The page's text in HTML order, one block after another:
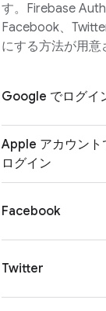
す。 Firebase
Facebook、
にする方法が用意
Google でログイ
Apple アカウント
ログイン
Facebook
Twitter